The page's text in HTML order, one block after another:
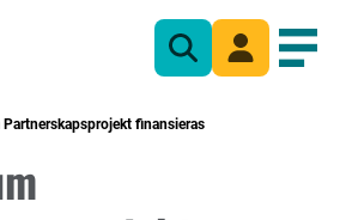
Sök Mina sidor
Partnerskapsprojekt finansieras